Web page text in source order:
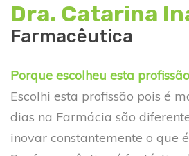
Dra. Catarina
Farmacêutica
Porque escolheu esta
Escolhi esta profissão pois é
dias na Farmácia são
inovar constantemente o que